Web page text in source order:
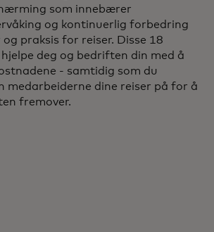
som innebærer
og kontinuerlig forbedring
praksis for reiser. Disse 18
deg og bedriften din med å
- samtidig som du
medarbeiderne dine reiser på for å
fremover.